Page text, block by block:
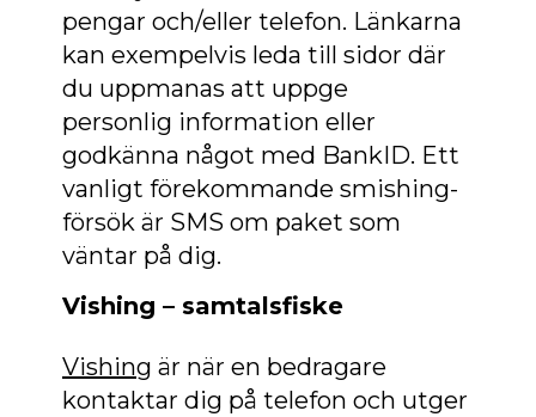
pengar och/eller telefon. Länkarna
kan exempelvis leda till sidor där
du uppmanas att uppge
personlig information eller
godkänna något med BankID. Ett
vanligt förekommande smishing-
försök är SMS om paket som
väntar på dig.
Vishing – samtalsfiske
Vishing är när en bedragare
kontaktar dig på telefon och utger